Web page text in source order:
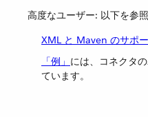
高度なユーザー: 以下を参照
XML と Maven のサポ
「例」 には、コネクタ
ています。